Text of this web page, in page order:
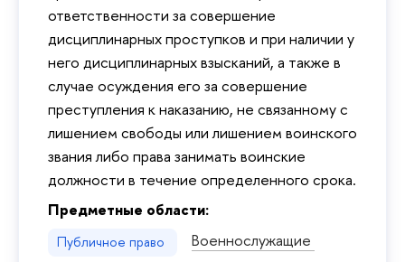
ответственности за совершение
дисциплинарных проступков и при наличии у
него дисциплинарных взысканий, а также в
случае осуждения его за совершение
преступления к наказанию, не связанному с
лишением свободы или лишением воинского
звания либо права занимать воинские
должности в течение определенного срока.
Предметные области:
Публичное право Военнослужащие